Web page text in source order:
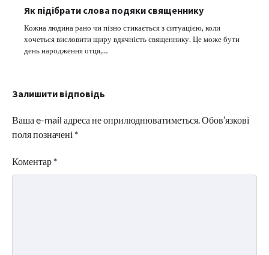
Як підібрати слова подяки священнику
Кожна людина рано чи пізно стикається з ситуацією, коли
хочеться висловити щиру вдячність священнику. Це може бути
день народження отця,…
Залишити відповідь
Ваша e-mail адреса не оприлюднюватиметься.Обов’язкові
поля позначені *
Коментар *